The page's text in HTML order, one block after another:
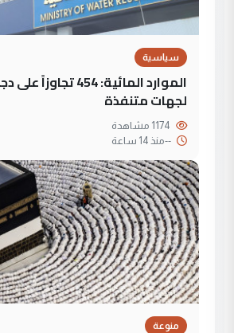
سياسية
الموارد المائية: 454
لجهات متنفذة
--منذ 14 ساعة
منوعة